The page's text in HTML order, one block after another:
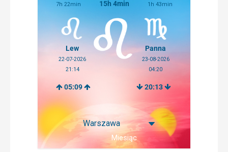
7h 22min 15h 4min 1h 43min
Lew
22-07-2026
21:14
Panna
23-08-2026
04:20
05:09 20:13
Miesiąc